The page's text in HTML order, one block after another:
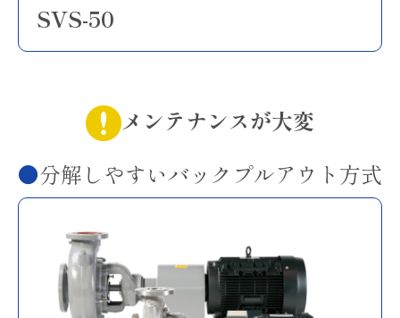
SVS-50
メンテナンスが大変
分解しやすいバックプルアウト方式